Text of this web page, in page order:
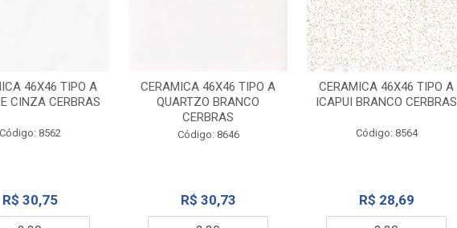
46X46 TIPO A
CINZA CERBRAS
Código: 8562
R$ 30,75
CERAMICA 46X46 TIPO A
QUARTZO BRANCO
CERBRAS
Código: 8646
R$ 30,73
CERAMICA 46X46 TIPO A
ICAPUI BRANCO CERBRAS
Código: 8564
R$ 28,69